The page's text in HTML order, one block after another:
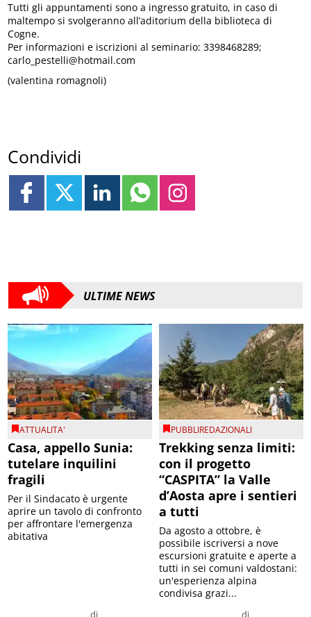
Tutti gli appuntamenti sono a ingresso gratuito, in caso di
maltempo si svolgeranno all’aditorium della biblioteca di
Cogne.
Per informazioni e iscrizioni al seminario: 3398468289;
carlo_pestelli@hotmail.com
(valentina romagnoli)
Condividi
ULTIME NEWS
ATTUALITA'
Casa, appello Sunia:
tutelare inquilini
fragili
di
Per il Sindacato è urgente
aprire un tavolo di confronto
per affrontare l'emergenza
abitativa
PUBBLIREDAZIONALI
Trekking senza limiti:
con il progetto
“CASPITA” la Valle
d’Aosta apre i sentieri
a tutti
di
Da agosto a ottobre, è
possibile iscriversi a nove
escursioni gratuite e aperte a
tutti in sei comuni valdostani:
un'esperienza alpina
condivisa grazi...